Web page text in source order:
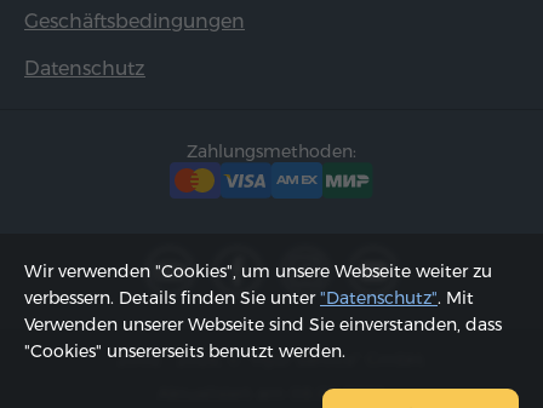
Geschäftsbedingungen
Datenschutz
Zahlungsmethoden:
2002 - 2026, © "Hyur Service" GmbH;
Aktualisiert am 08.08.2026
Wir verwenden "Cookies", um unsere Webseite weiter zu
verbessern. Details finden Sie unter"Datenschutz". Mit
Verwenden unserer Webseite sind Sie einverstanden, dass
"Cookies" unsererseits benutzt werden.